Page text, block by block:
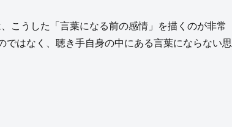
こうした「言葉になる前の感情」を描くのが非常
はなく、聴き手自身の中にある言葉にならない思